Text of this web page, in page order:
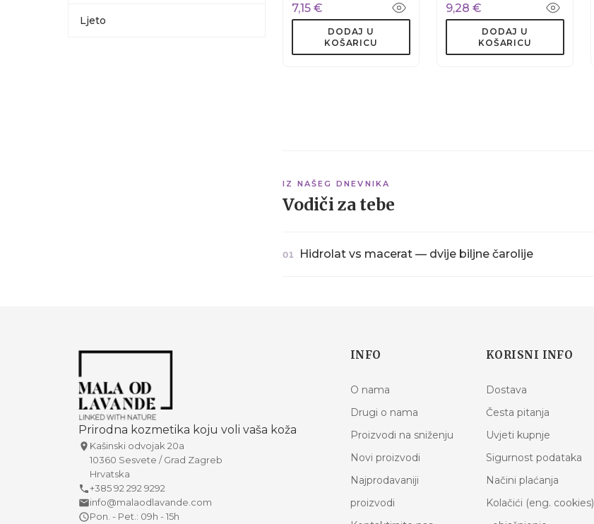
Ljeto
7,15 €
DODAJ U
KOŠARICU
9,28 €
DODAJ U
KOŠARICU
IZ NAŠEG DNEVNIKA
Vodiči za tebe
01 Hidrolat vs macerat — dvije biljne čarolije
Prirodna kozmetika koju voli vaša koža
Kašinski odvojak 20a
10360 Sesvete / Grad Zagreb
Hrvatska
+385 92 292 9292
info@malaodlavande.com
Pon. - Pet.: 09h - 15h
INFO
O nama
Drugi o nama
Proizvodi na sniženju
Novi proizvodi
Najprodavaniji
proizvodi
KORISNI INFO
Dostava
Česta pitanja
Uvjeti kupnje
Sigurnost podataka
Načini plaćanja
Kolačići (eng. cookies)